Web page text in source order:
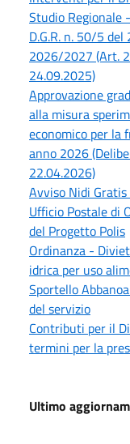
Studio Regionale
D.G.R. n. 50/5
2026/2027 (Art.
24.09.2025)
Approvazione
alla misura
economico per
anno 2026
22.04.2026)
Avviso Nidi
Ufficio Postale di
del Progetto Polis
Ordinanza -
idrica per uso
Sportello
del servizio
Contributi per il
termini per la
Ultimo